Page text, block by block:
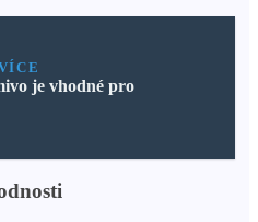
je vhodné pro